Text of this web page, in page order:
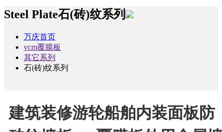
Steel Plate石(砖)纹系列
万庆首页
vcm覆膜板
其它系列
石(砖)纹系列
建筑装修游轮船舶内装面板防